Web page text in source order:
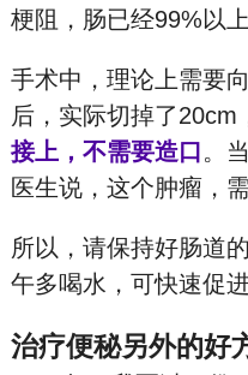
梗阻，肠已经99%以上
手术中，理论上需要
后，实际切掉了20cm
接上，不需要造口 。
医生说，这个肿瘤，
所以，请保持好肠道
午多喝水，可快速促进
治疗便秘另外的好